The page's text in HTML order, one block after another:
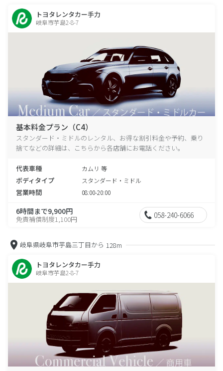
トヨタレンタカー手力
岐阜市芋島2-8-7
基本料金プラン（C4）
スタンダード・ミドルのレンタル、お得な割引料金や予約、乗り
捨てなどの詳細は、こちらから各店舗にお電話ください。
代表車種 カムリ 等
ボディタイプ スタンダード・ミドル
営業時間 08:00-20:00
6時間まで9,900円
免責補償制度1,100円 058-240-6066
岐阜県岐阜市芋島三丁目から 128m
トヨタレンタカー手力
岐阜市芋島2-8-7